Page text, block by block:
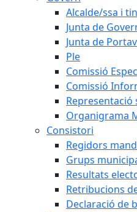
Alcalde/ssa i
Junta de
Junta de
Ple
Comissió
Comissió
Organigrama
Consistori
Regidors
Grups
Resultats
Retribucions
Declaració de